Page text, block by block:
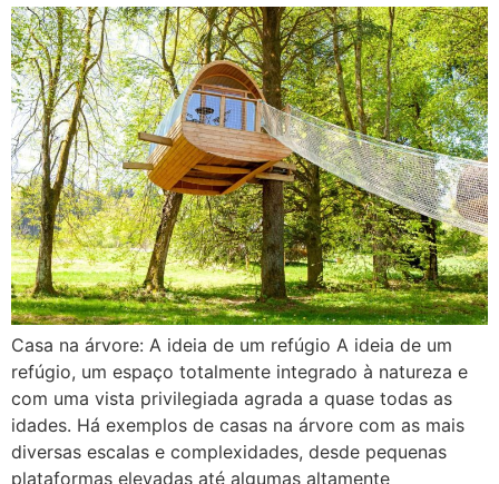
Casa na árvore: A ideia de um refúgio A ideia de um
refúgio, um espaço totalmente integrado à natureza e
com uma vista privilegiada agrada a quase todas as
idades. Há exemplos de casas na árvore com as mais
diversas escalas e complexidades, desde pequenas
plataformas elevadas até algumas altamente